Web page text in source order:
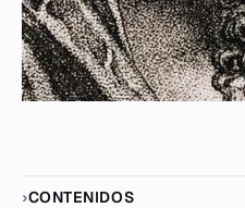
CONTENIDOS